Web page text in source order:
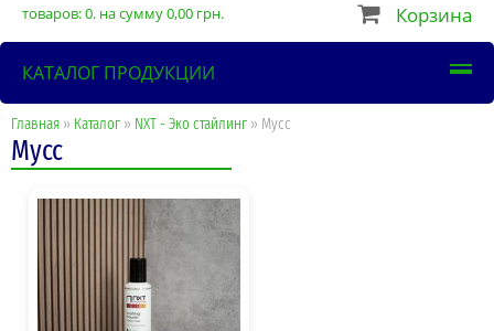
товаров:0. на сумму0,00 грн. Корзина
КАТАЛОГ ПРОДУКЦИИ
Главная » Каталог » NXT - Эко стайлинг » Мусс
Мусс